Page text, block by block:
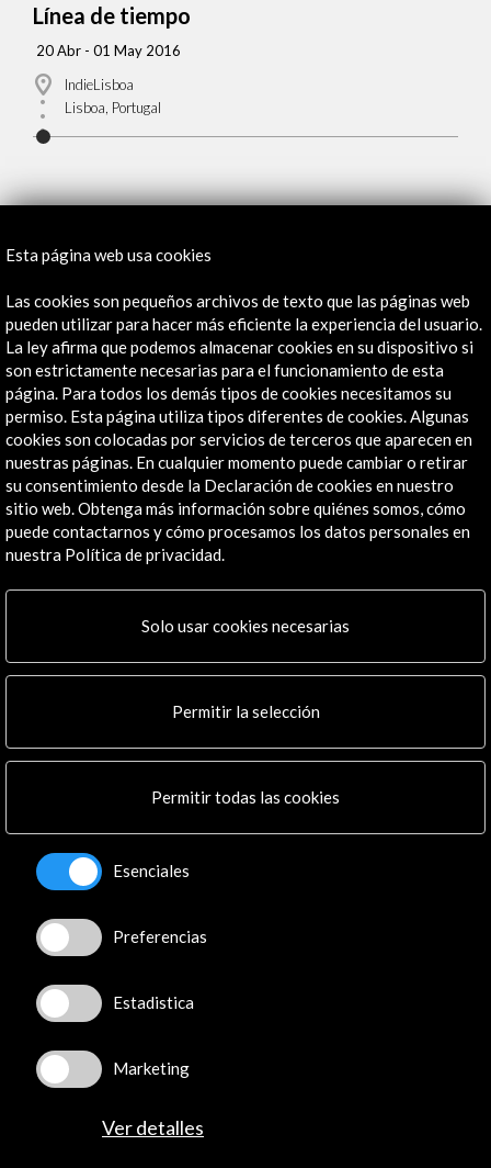
Línea de tiempo
20 Abr - 01 May 2016
IndieLisboa
Lisboa, Portugal
Recibe las últimas NOVEDADES
Suscríbete a nuestro boletín digital Ver último boletín
ALERTAS
AC/E
Contacta
info@accioncultural.es
+34 91 700 4000
José Abascal, 4 - 4º
Explora
Institucional
Programa PICE
Residencias
Noticias
Multimedia
Mapa Web
Boletín digital
Logo y crédito a AC/E
Esta página web usa cookies
Las cookies son pequeños archivos de texto que las páginas web
pueden utilizar para hacer más eficiente la experiencia del usuario.
La ley afirma que podemos almacenar cookies en su dispositivo si
son estrictamente necesarias para el funcionamiento de esta
página. Para todos los demás tipos de cookies necesitamos su
permiso. Esta página utiliza tipos diferentes de cookies. Algunas
cookies son colocadas por servicios de terceros que aparecen en
nuestras páginas. En cualquier momento puede cambiar o retirar
su consentimiento desde la Declaración de cookies en nuestro
sitio web. Obtenga más información sobre quiénes somos, cómo
puede contactarnos y cómo procesamos los datos personales en
nuestra Política de privacidad.
Solo usar cookies necesarias
Permitir la selección
Permitir todas las cookies
Esenciales
Preferencias
Estadistica
Marketing
Ver detalles